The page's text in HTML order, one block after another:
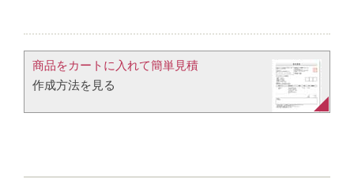
商品をカートに入れて簡単見積​
作成方法を見る​​